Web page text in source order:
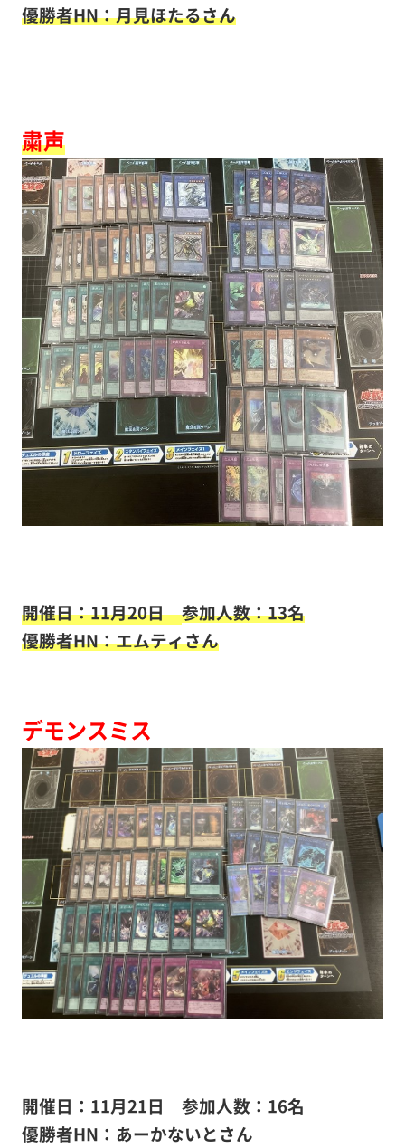
優勝者HN：月見ほたるさん
粛声
開催日：11月20日参加人数：13名
優勝者HN：エムティさん
デモンスミス
開催日：11月21日 参加人数：16名
優勝者HN：あーかないとさん